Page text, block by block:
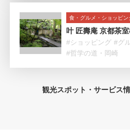
食・グルメ・ショッピン
叶 匠壽庵 京都茶
#ショッピング #グ
#哲学の道・岡崎
観光スポット・サービス